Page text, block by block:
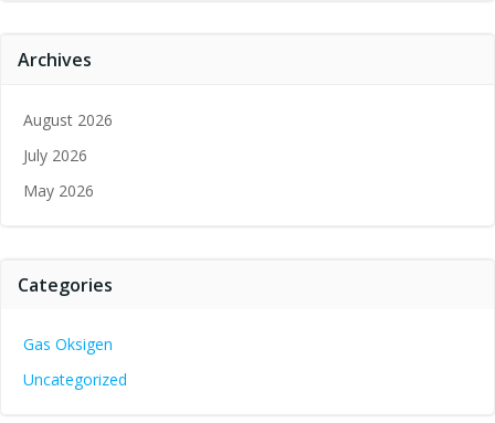
Archives
August 2026
July 2026
May 2026
Categories
Gas Oksigen
Uncategorized